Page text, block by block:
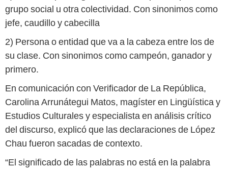
grupo social u otra colectividad. Con sinonimos como
jefe, caudillo y cabecilla
2) Persona o entidad que va a la cabeza entre los de
su clase. Con sinonimos como campeón, ganador y
primero.
En comunicación con Verificador de La República,
Carolina Arrunátegui Matos, magíster en Lingüística y
Estudios Culturales y especialista en análisis crítico
del discurso, explicó que las declaraciones de López
Chau fueron sacadas de contexto.
“El significado de las palabras no está en la palabra